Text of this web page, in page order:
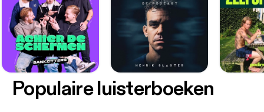
Populaire luisterboeken